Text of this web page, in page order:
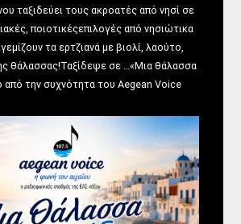
ταξιδεύει τους ακροατές από νησί σε
ποιοτικέςεπιλογές από νησιώτικα
τα ερτζιανά με βιολί, λαούτο,
θάλασσας!Ταξίδεψε σε …«Μια θάλασσα
από την συχνότητα του Aegean Voice